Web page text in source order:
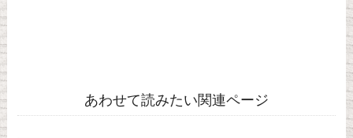
あわせて読みたい関連ページ